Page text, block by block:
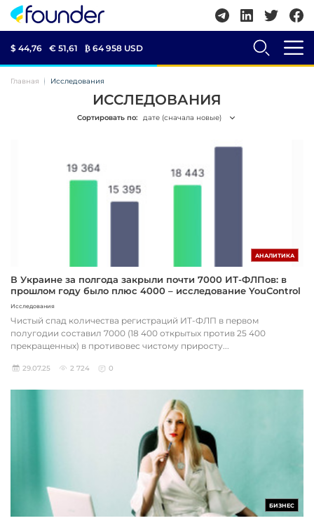
$ 44,76 € 51,61 ₿ 64 958 USD
Главная Исследования
ИССЛЕДОВАНИЯ
Сортировать по: дате (сначала новые)
АНАЛИТИКА
В Украине за полгода закрыли почти 7000 ИТ-ФЛПов: в
прошлом году было плюс 4000 – исследование YouControl
Исследования
Чистый спад количества регистраций ИТ-ФЛП в первом
полугодии составил 7000 (18 400 открытых против 25 400
прекращенных) в противовес чистому приросту...
29.07.25 2 724 0
БИЗНЕС